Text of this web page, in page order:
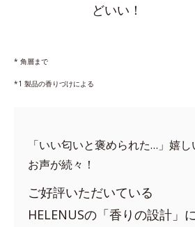
どいい！
* 角層まで
*1 製品の香りづけによる
「いい匂いと褒められた…」嬉し
お声が続々！
ご好評いただいている
HELENUSの「香りの設計」